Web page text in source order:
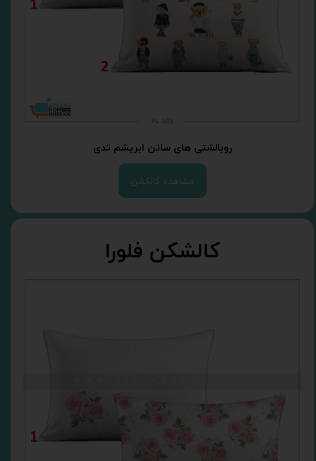
روبالشتی های ساتن ابریشم تدی
مشاهده کالکشن
کالشکن فلورا